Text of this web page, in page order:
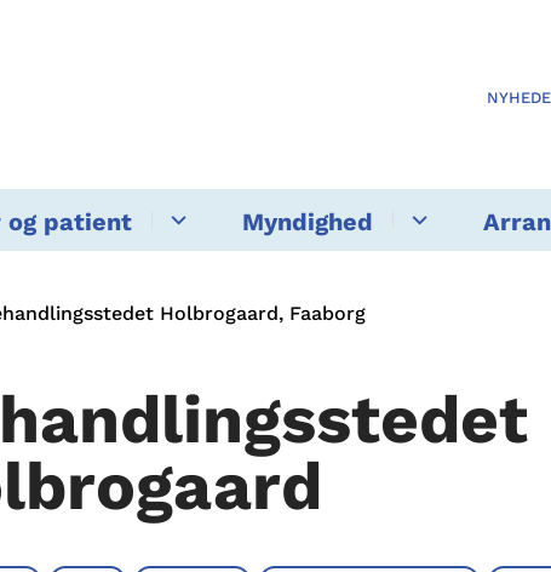
og patient Myndighed
Holbrogaard, Faaborg